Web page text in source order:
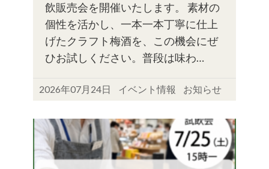
飲販売会を開催いたします。 素材の
個性を活かし、一本一本丁寧に仕上
げたクラフト梅酒を、この機会にぜ
ひお試しください。普段は味わ…
2026年07月24日 イベント情報 お知らせ